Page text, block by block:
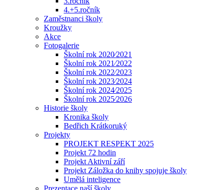
4.+5.ročník
Zaměstnanci školy
Kroužky
Akce
Fotogalerie
Školní rok 2020⁄2021
Školní rok 2021⁄2022
Školní rok 2022⁄2023
Školní rok 2023⁄2024
Školní rok 2024⁄2025
Školní rok 2025⁄2026
Historie školy
Kronika školy
Bedřich Krátkoruký
Projekty
PROJEKT RESPEKT 2025
Projekt 72 hodin
Projekt Aktivní září
Projekt Záložka do knihy spojuje školy
Umělá inteligence
Prezentace naší školy